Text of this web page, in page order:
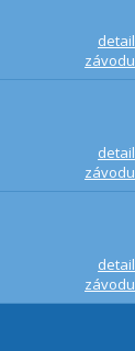
detail
závodu
detail
závodu
detail
závodu